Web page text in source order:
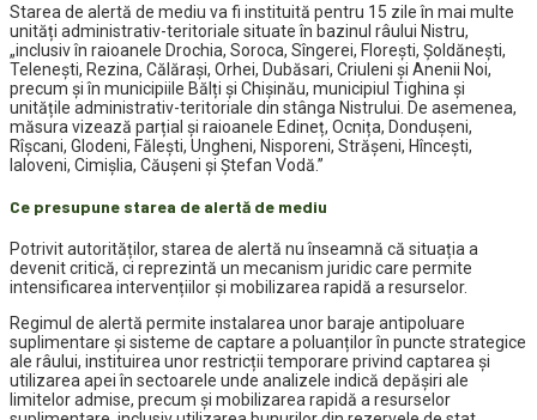
Starea de alertă de mediu va fi instituită pentru 15 zile în mai multe
unități administrativ-teritoriale situate în bazinul râului Nistru,
„inclusiv în raioanele Drochia, Soroca, Sîngerei, Florești, Șoldănești,
Telenești, Rezina, Călărași, Orhei, Dubăsari, Criuleni și Anenii Noi,
precum și în municipiile Bălți și Chișinău, municipiul Tighina și
unitățile administrativ-teritoriale din stânga Nistrului. De asemenea,
măsura vizează parțial și raioanele Edineț, Ocnița, Dondușeni,
Rîșcani, Glodeni, Fălești, Ungheni, Nisporeni, Strășeni, Hîncești,
Ialoveni, Cimișlia, Căușeni și Ștefan Vodă.”
Ce presupune starea de alertă de mediu
Potrivit autorităților, starea de alertă nu înseamnă că situația a
devenit critică, ci reprezintă un mecanism juridic care permite
intensificarea intervențiilor și mobilizarea rapidă a resurselor.
Regimul de alertă permite instalarea unor baraje antipoluare
suplimentare și sisteme de captare a poluanților în puncte strategice
ale râului, instituirea unor restricții temporare privind captarea și
utilizarea apei în sectoarele unde analizele indică depășiri ale
limitelor admise, precum și mobilizarea rapidă a resurselor